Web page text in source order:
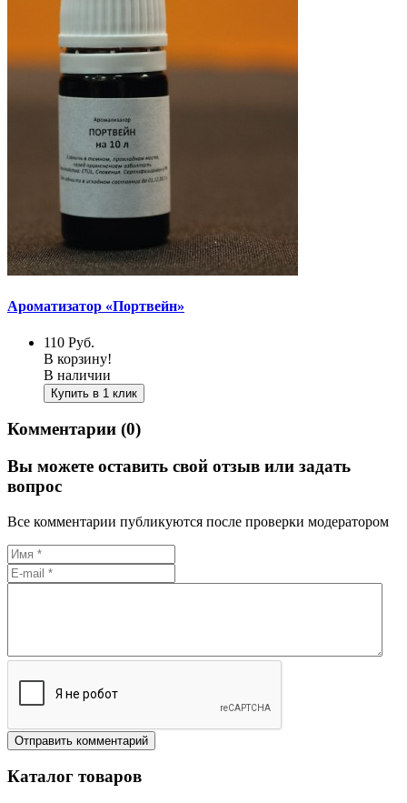
Ароматизатор «Портвейн»
110 Руб.
В корзину!
В наличии
Купить в 1 клик
Комментарии (0)
Вы можете оставить свой отзыв или задать
вопрос
Все комментарии публикуются после проверки модератором
Каталог товаров